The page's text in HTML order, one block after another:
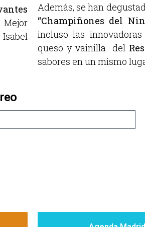
Mejor
Además, se han
“Champiñones del
incluso las
queso y vainilla del
sabores en un mismo